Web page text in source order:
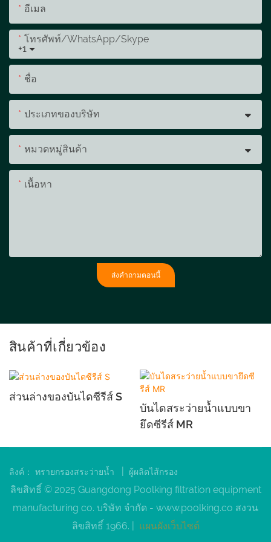
อีเมล
+1
โทรศัพท์/WhatsApp/Skype
ชื่อ
ประเภทของบริษัท
หมวดหมู่สินค้า
เนื้อหา
ส่งคำถามตอนนี้
สินค้าที่เกี่ยวข้อง
ส่วนล่างของบันไดซีรีส์ S
บันไดสระว่ายน้ำแบบขา
ยึดซีรีส์ MR
ลิงค์： ทรายกรองสระว่ายน้ำ ผู้ผลิตไส้กรอง
ลิขสิทธิ์ © 2025 Guangdong Poolking filtration equipment
manufacturing co. บริษัท จำกัด - www.poolking.co สงวน
ลิขสิทธิ์ 1966. |
แผนผังเว็บไซต์